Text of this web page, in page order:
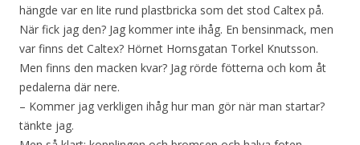
hängde var en lite rund plastbricka som det stod Caltex på.
När fick jag den? Jag kommer inte ihåg. En bensinmack, men
var finns det Caltex? Hörnet Hornsgatan Torkel Knutsson.
Men finns den macken kvar? Jag rörde fötterna och kom åt
pedalerna där nere.
– Kommer jag verkligen ihåg hur man gör när man startar?
tänkte jag.